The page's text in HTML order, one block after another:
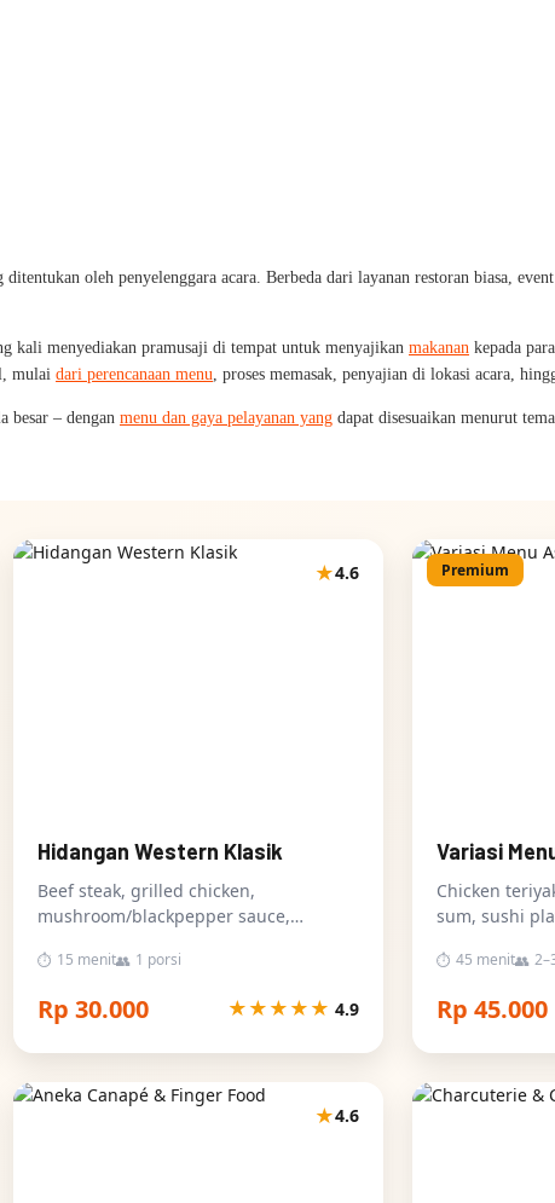
oleh penyelenggara acara. Berbeda dari layanan restoran biasa,
kali menyediakan pramusaji di tempat untuk menyajikan makanan kepada
mulai dari perencanaan menu , proses memasak, penyajian di lokasi acara,
besar – dengan menu dan gaya pelayanan yang dapat disesuaikan menurut
★4.6
Hidangan Western Klasik
Beef steak, grilled chicken,
mushroom/blackpepper sauce,
⏱ 15 menit👥 1 porsi
Rp 30.000 ★★★★★ 4.9
Premium
Variasi
Chicken
sum, sushi
⏱ 45 menit👥
Rp 45.000
★4.6